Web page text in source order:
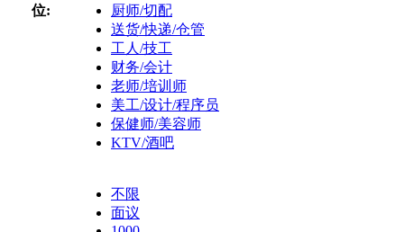
位:
厨师/切配
送货/快递/仓管
工人/技工
财务/会计
老师/培训师
美工/设计/程序员
保健师/美容师
KTV/酒吧
不限
面议